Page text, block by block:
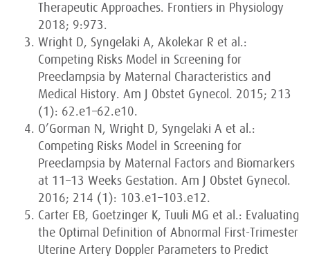
Therapeutic Approaches. Frontiers in Physiology
2018; 9:973.
Wright D, Syngelaki A, Akolekar R et al.:
Competing Risks Model in Screening for
Preeclampsia by Maternal Characteristics and
Medical History. Am J Obstet Gynecol. 2015; 213
(1): 62.e1–62.e10.
O’Gorman N, Wright D, Syngelaki A et al.:
Competing Risks Model in Screening for
Preeclampsia by Maternal Factors and Biomarkers
at 11–13 Weeks Gestation. Am J Obstet Gynecol.
2016; 214 (1): 103.e1–103.e12.
Carter EB, Goetzinger K, Tuuli MG et al.: Evaluating
the Optimal Definition of Abnormal First-Trimester
Uterine Artery Doppler Parameters to Predict